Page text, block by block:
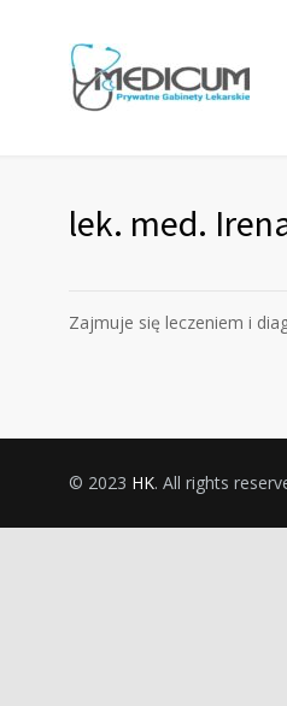
lek. med.
Zajmuje się leczeniem i
© 2023 HK. All rights